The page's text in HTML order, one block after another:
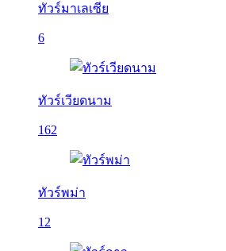
ทัวร์มาเลเซีย
6
ทัวร์เวียดนาม
162
ทัวร์พม่า
12